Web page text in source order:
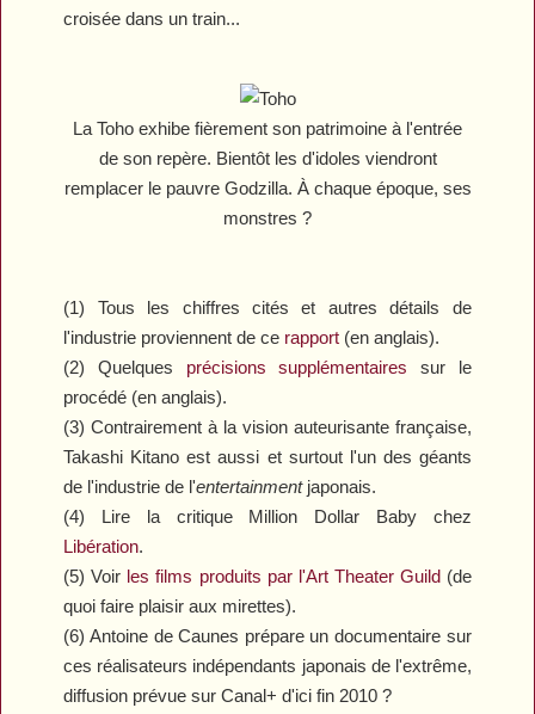
croisée dans un train...
La Toho exhibe fièrement son patrimoine à l'entrée
de son repère. Bientôt les d'idoles viendront
remplacer le pauvre Godzilla. À chaque époque, ses
monstres ?
(1) Tous les chiffres cités et autres détails de
l'industrie proviennent dece rapport (en anglais).
(2) Quelques précisions supplémentaires
sur le
procédé (en anglais).
(3) Contrairement à la vision auteurisante française,
Takashi Kitano est aussi et surtout l'un des géants
de l'industrie de l'entertainmentjaponais.
(4) Lire la critique Million Dollar Babychez
Libération.
(5) Voir les films produits par l'Art Theater Guild (de
quoi faire plaisir aux mirettes).
(6) Antoine de Caunes prépare un documentaire sur
ces réalisateurs indépendants japonais de l'extrême,
diffusion prévue sur Canal+ d'ici fin 2010 ?